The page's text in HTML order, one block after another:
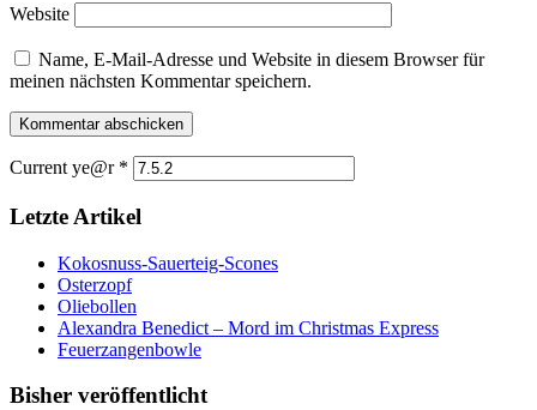
Website
Name, E-Mail-Adresse und Website in diesem Browser für
meinen nächsten Kommentar speichern.
Current ye@r *
Letzte Artikel
Kokosnuss-Sauerteig-Scones
Osterzopf
Oliebollen
Alexandra Benedict – Mord im Christmas Express
Feuerzangenbowle
Bisher veröffentlicht